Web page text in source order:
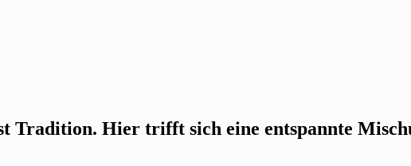
Tradition. Hier trifft sich eine entspannte